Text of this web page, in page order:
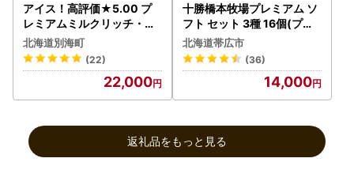
アイス！高評価★5.00 プ
レミアムミルクリッチ・メ
ロン 計12個 各6個 北海道
別海町
北海道別海町
(22)
22,000
十勝橋本牧場プレミアム ソ
フト セット 3種 16個(プレ
ミアムソフト いちご キャラ
メル)_アイス アイスクリー
ム ジェラート スイーツ デ
ザート 食べ比べ 北海道 帯
広 ソフトクリーム ストロベ
配送不可地域：離島】【12
07156】
北海道帯広市
(36)
14,000
返礼品をもっと見る